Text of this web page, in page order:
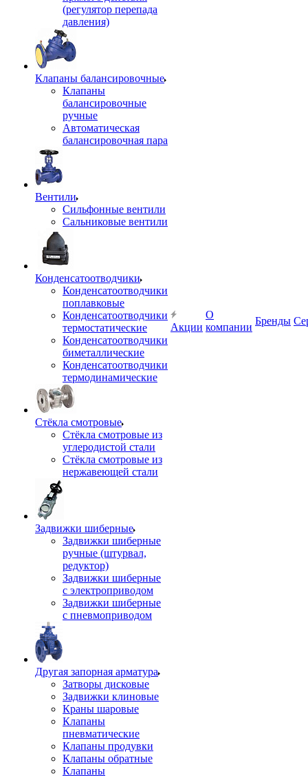
(регулятор перепада
давления)
Клапаны балансировочные
Клапаны
балансировочные
ручные
Автоматическая
балансировочная пара
Вентили
Сильфонные вентили
Сальниковые вентили
Конденсатоотводчики
Конденсатоотводчики
поплавковые
Конденсатоотводчики
термостатические
Конденсатоотводчики
биметаллические
Конденсатоотводчики
термодинамические
Стёкла смотровые
Стёкла смотровые из
углеродистой стали
Стёкла смотровые из
нержавеющей стали
Задвижки шиберные
Задвижки шиберные
ручные (штурвал,
редуктор)
Задвижки шиберные
с электроприводом
Задвижки шиберные
с пневмоприводом
Другая запорная арматура
Затворы дисковые
Задвижки клиновые
Краны шаровые
Клапаны
пневматические
Клапаны продувки
Клапаны обратные
Клапаны
Акции
О
компании
Бренды